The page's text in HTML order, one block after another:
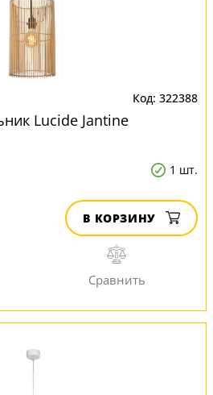
322388
Lucide Jantine
1 шт.
В КОРЗИНУ